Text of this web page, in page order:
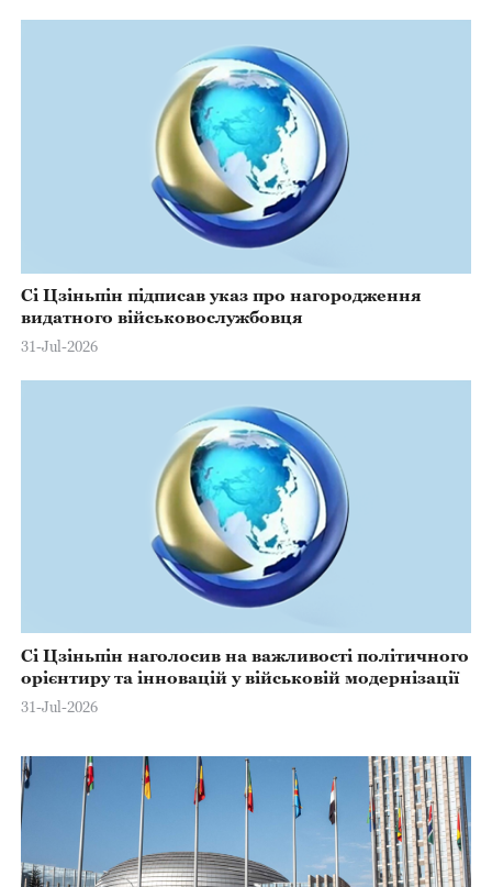
Сі Цзіньпін підписав указ про нагородження
видатного військовослужбовця
31-Jul-2026
Сі Цзіньпін наголосив на важливості політичного
орієнтиру та інновацій у військовій модернізації
31-Jul-2026